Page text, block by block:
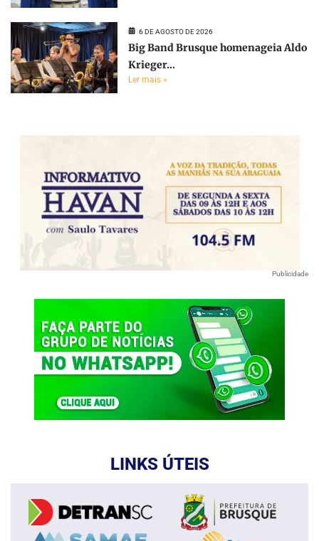
6 DE AGOSTO DE 2026
Big Band Brusque homenageia Aldo
Krieger...
Ler mais »
Publicidade
LINKS ÚTEIS